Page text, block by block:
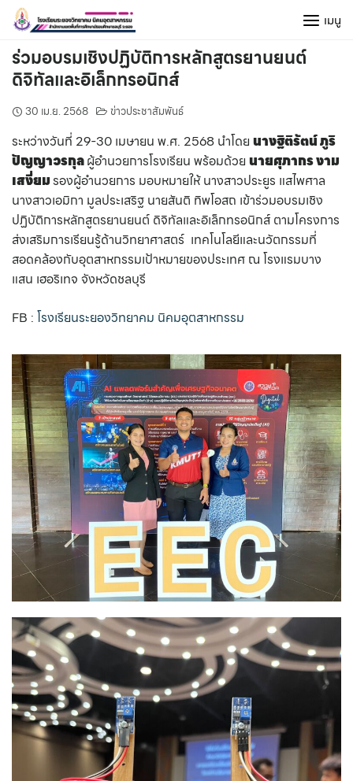
Skip
content
เมนู
ร่วมอบรมเชิงปฏิบัติการหลักสูตรยานยนต์
ดิจิทัลและอิเล็กทรอนิกส์
30 เม.ย. 2568 ข่าวประชาสัมพันธ์
ระหว่างวันที่ 29-30 เมษายน พ.ศ. 2568 นำโดย นางฐิติรัตน์ ภูริ
ปัญญาวรกุลผู้อำนวยการโรงเรียน พร้อมด้วย นายศุภากร งาม
เสงี่ยมรองผู้อำนวยการ มอบหมายให้ นางสาวประยูร แสไพศาล
นางสาวเอมิกา มูลประเสริฐ นายสันติ ทิพโอสถ เข้าร่วมอบรมเชิง
ปฏิบัติการหลักสูตรยานยนต์ ดิจิทัลและอิเล็กทรอนิกส์ ตามโครงการ
ส่งเสริมการเรียนรู้ด้านวิทยาศาสตร์ เทคโนโลยีและนวัตกรรมที่
สอดคล้องกับอุตสาหกรรมเป้าหมายของประเทศ ณ โรงแรมบาง
แสน เฮอริเทจ จังหวัดชลบุรี
FB : โรงเรียนระยองวิทยาคม นิคมอุตสาหกรรม